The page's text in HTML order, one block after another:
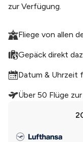
zur Verfügung.
Fliege von allen
Gepäck direkt
Datum & Uhrzeit
Über 50 Flüge